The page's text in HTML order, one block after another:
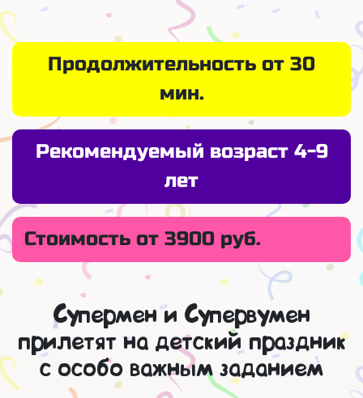
Продолжительность от 30
мин.
Рекомендуемый возраст 4-9
лет
Стоимость от 3900 руб.
Супермен и Супервумен
прилетят на детский праздник
с особо важным заданием